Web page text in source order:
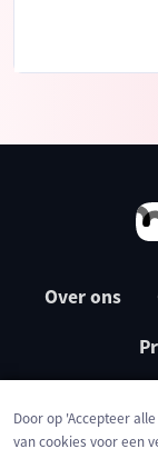
Over ons
Door op 'Accepteer
van cookies voor een